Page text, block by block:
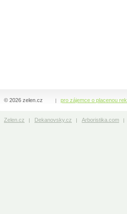
pro zájemce o placenou
© 2026 zelen.cz
Zelen.cz Dekanovsky.cz Arboristika.com